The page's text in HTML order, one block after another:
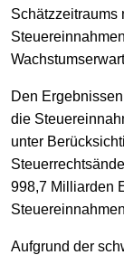
Schätzzeitraums
Den
die
unter
998,7 Milliarden
Aufgrund der